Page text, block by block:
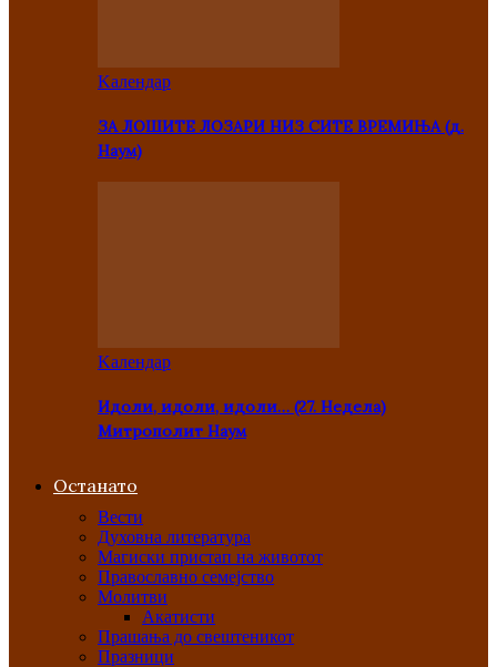
Kалендар
ЗА ЛОШИТЕ ЛОЗАРИ НИЗ СИТЕ ВРЕМИЊА (д.
Наум)
Kалендар
Идоли, идоли, идоли… (27. Недела)
Митрополит Наум
Останато
Вести
Духовна литература
Магиски пристап на животот
Православно семејство
Молитви
Акатисти
Прашања до свештеникот
Празници